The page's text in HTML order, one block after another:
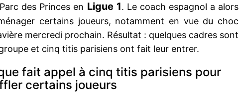
des Princes en Ligue 1. Le coach espagnol a alors
certains joueurs, notamment en vue du choc
mercredi prochain. Résultat : quelques cadres sont
et cinq titis parisiens ont fait leur entrer.
fait appel à cinq titis parisiens pour
certains joueurs